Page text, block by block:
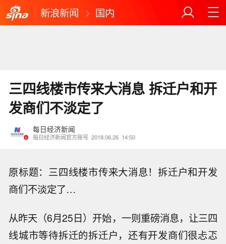
新浪新闻 国内
三四线楼市传来大消息 拆迁户和开
发商们不淡定了
每日经济新闻
每日经济新闻官方账号 2018.06.26 14:50
原标题：三四线楼市传来大消息！拆迁户和开发
商们不淡定了…
从昨天（6月25日）开始，一则重磅消息，让三四
线城市等待拆迁的拆迁户，还有开发商们很忐忑